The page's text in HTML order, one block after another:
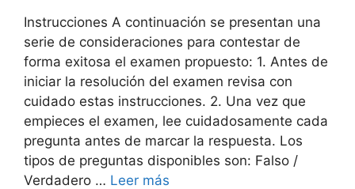
Instrucciones A continuación se presentan una
serie de consideraciones para contestar de
forma exitosa el examen propuesto: 1. Antes de
iniciar la resolución del examen revisa con
cuidado estas instrucciones. 2. Una vez que
empieces el examen, lee cuidadosamente cada
pregunta antes de marcar la respuesta. Los
tipos de preguntas disponibles son: Falso /
Verdadero … Leer más